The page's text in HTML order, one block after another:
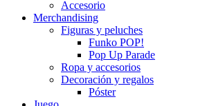
Accesorio
Merchandising
Figuras y peluches
Funko POP!
Pop Up Parade
Ropa y accesorios
Decoración y regalos
Póster